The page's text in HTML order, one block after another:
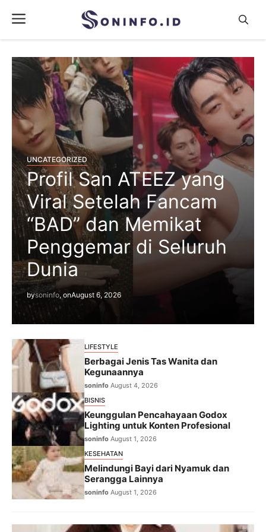
Menu
UNCATEGORIZED
Profil San ATEEZ yang
Viral Setelah Fancam
“BAD” dan Memikat
Penggemar di Seluruh
Dunia
bysoninfo, onAugust 6, 2026
LIFESTYLE
Berbagai Jenis Tas Wanita dan
Kegunaannya
soninfo August 4, 2026
BISNIS
Keunggulan Pencahayaan Godox
Lighting untuk Konten Profesional
soninfo August 1, 2026
KESEHATAN
Melindungi Bayi dari Nyamuk dan
Serangga Lainnya
soninfo August 1, 2026